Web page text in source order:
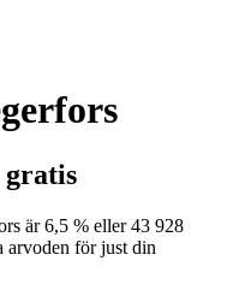
är6,5 % eller43 928
för just din